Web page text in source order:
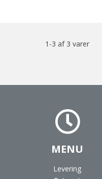
1-3 af 3 varer
MENU
Levering